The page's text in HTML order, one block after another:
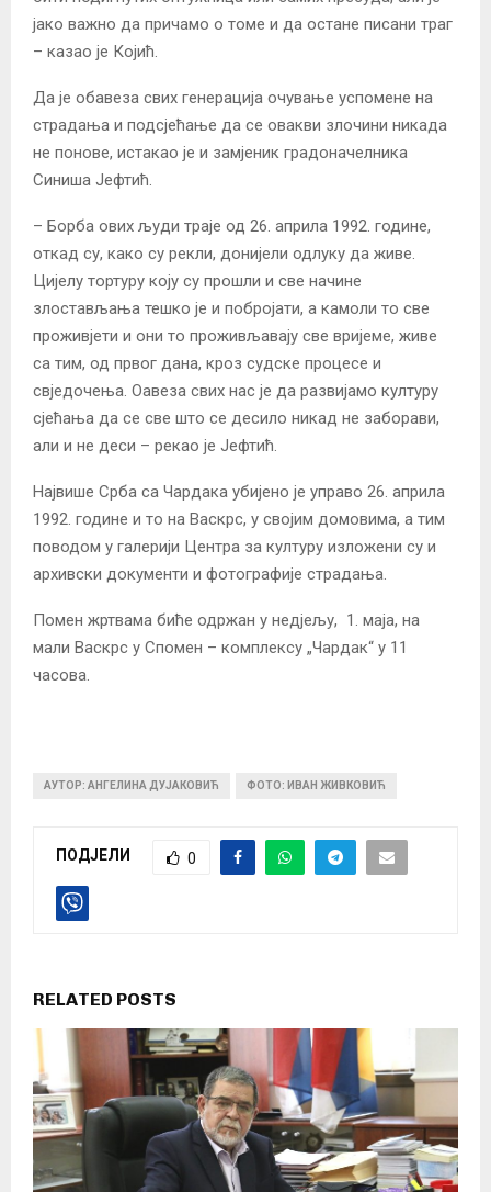
јако важно да причамо о томе и да остане писани траг
– казао је Којић.
Да је обавеза свих генерација очување успомене на
страдања и подсјећање да се овакви злочини никада
не понове, истакао је и замјеник градоначелника
Синиша Јефтић.
– Борба ових људи траје од 26. априла 1992. године,
откад су, како су рекли, донијели одлуку да живе.
Цијелу тортуру коју су прошли и све начине
злостављања тешко је и побројати, а камоли то све
проживјети и они то проживљавају све вријеме, живе
са тим, од првог дана, кроз судске процесе и
свједочења. Оавеза свих нас је да развијамо културу
сјећања да се све што се десило никад не заборави,
али и не деси – рекао је Јефтић.
Највише Срба са Чардака убијено је управо 26. априла
1992. године и то на Васкрс, у својим домовима, а тим
поводом у галерији Центра за културу изложени су и
архивски документи и фотографије страдања.
Помен жртвама биће одржан у недјељу, 1. маја, на
мали Васкрс у Спомен – комплексу „Чардак“ у 11
часова.
АУТОР: АНГЕЛИНА ДУЈАКОВИЋ ФОТО: ИВАН ЖИВКОВИЋ
ПОДЈЕЛИ 0
RELATED POSTS